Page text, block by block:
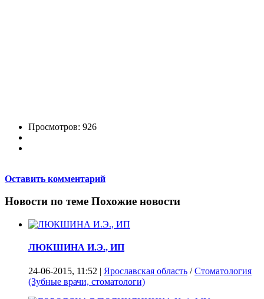
Просмотров: 926
Оставить комментарий
Новости по теме Похожие новости
ЛЮКШИНА И.Э., ИП
24-06-2015, 11:52 | Ярославская область /Стоматология
(Зубные врачи, стоматологи)